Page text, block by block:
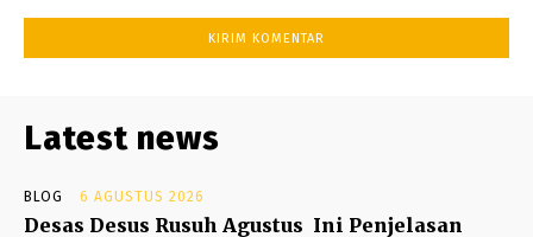
Latest news
BLOG 6 AGUSTUS 2026
Desas Desus Rusuh Agustus Ini Penjelasan